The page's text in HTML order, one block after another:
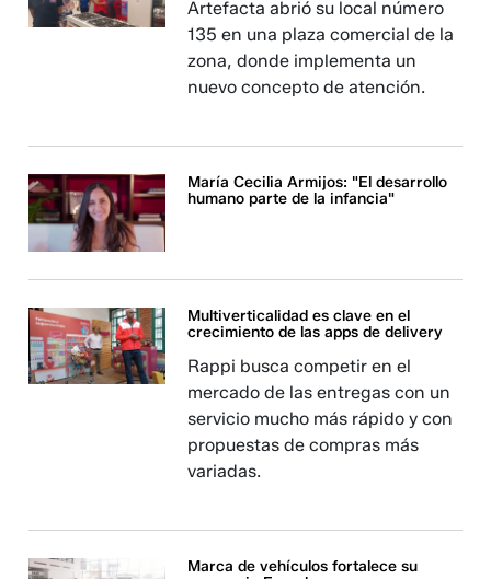
Artefacta abrió su local número
135 en una plaza comercial de la
zona, donde implementa un
nuevo concepto de atención.
María Cecilia Armijos: "El desarrollo
humano parte de la infancia"
Multiverticalidad es clave en el
crecimiento de las apps de delivery
Rappi busca competir en el
mercado de las entregas con un
servicio mucho más rápido y con
propuestas de compras más
variadas.
Marca de vehículos fortalece su